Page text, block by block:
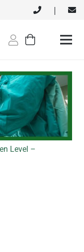
|
Level –